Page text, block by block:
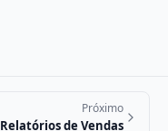
Próximo
Relatórios de Vendas